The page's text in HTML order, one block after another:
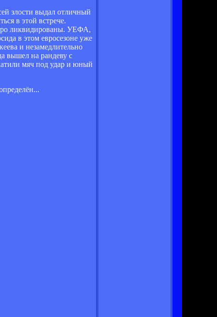
злости выдал отличный
в этой встрече.
ликвидированы. УЕФА,
в этом евросезоне уже
и незамедлительно
вышел на рандеву с
мяч под удар и юный